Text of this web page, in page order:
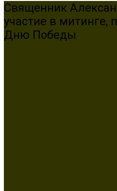
Священник
участие в митинге,
Дню Победы